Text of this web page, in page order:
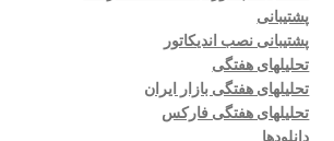
پشتیبانی
پشتیبانی نصب اندیکاتور
تحلیلهای هفتگی
تحلیلهای هفتگی بازار ایران
تحلیلهای هفتگی فارکس
دانلودها